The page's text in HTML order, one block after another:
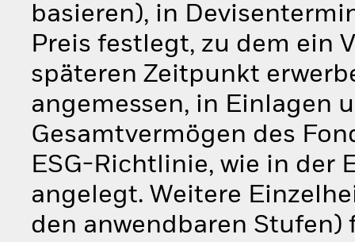
basieren), in
Preis festlegt, zu dem ein
späteren Zeitpunkt
angemessen, in Einlagen
Gesamtvermögen des
ESG-Richtlinie, wie in der
angelegt. Weitere
den anwendbaren Stufen)